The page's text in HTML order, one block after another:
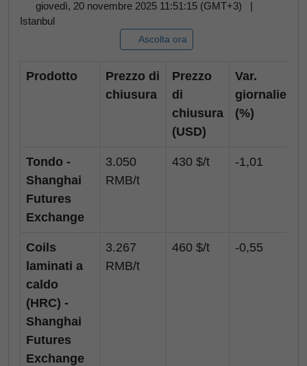
giovedì, 20 novembre 2025 11:51:15 (GMT+3) |
Istanbul
Ascolta ora
Prodotto
Prezzo di
chiusura
Prezzo
di
chiusura
(USD)
Var.
giornaliera
(%)
Tondo -
Shanghai
Futures
Exchange
3.050
RMB/t
430 $/t -1,01
Coils
laminati a
caldo
(HRC) -
Shanghai
Futures
Exchange
3.267
RMB/t
460 $/t -0,55